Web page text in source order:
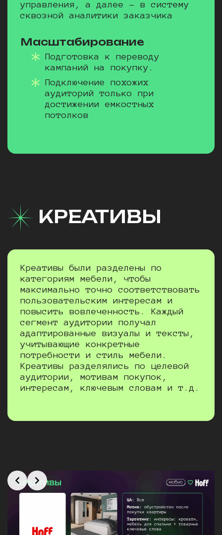
управления, а далее – в систему
сквозной аналитики заказчика
Масштабирование
Подготовка к переводу
кампаний на покупку.
Подключение похожих
аудиторий только при
достижении емкостных
потолков
КРЕАТИВЫ
Креативы были разделены по
категориям мебели, чтобы
максимально точно соответствовать
пользовательским интересам и
повысить вовлеченность. Каждый
сегмент аудитории получал
адаптированные визуалы и тексты,
учитывающие конкретные
потребности и стиль мебели.
Креативы разделялись по целевой
аудитории, мотивам покупок,
интересам, ключевым словам и т.д.
Slide 1 of 2